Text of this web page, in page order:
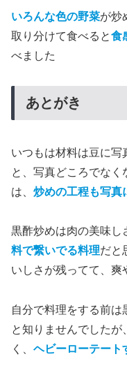
いろんな色の野菜が炒
取り分けて食べると食
べました
あとがき
いつもは材料は豆に写
と、写真どころでなく
は、 炒めの工程も写真
黒酢炒めは肉の美味し
料で繋いでる料理だと
いしさが残ってて、爽
自分で料理をする前は
と知りませんでした
く、 ヘビーローテート